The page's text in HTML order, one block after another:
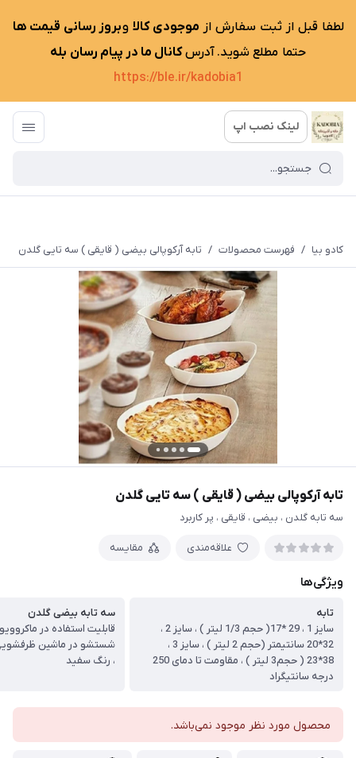
لطفا قبل از ثبت سفارش از موجودی کالا وبروز رسانی قیمت ها
حتما مطلع شوید. آدرسکانال ما در پیام رسان بله
https://ble.ir/kadobia1
لینک نصب اپ
کادو بیا / فهرست محصولات / تابه آرکوپالی بیضی ( قایقی ) سه تایی گلدن
تابه آرکوپالی بیضی ( قایقی ) سه تایی گلدن
سه تابه گلدن ، بیضی ، قایقی ، پر کاربرد
علاقه‌مندی مقایسه
ویژگی‌ها
تابه
سایز 1 ، 29 *17( حجم 1/3 لیتر ) ، سایز 2 ،
32*20 سانتیمتر (حجم 2 لیتر ) ، سایز 3 ،
38*23 ( حجم3 لیتر ) ، مقاومت تا دمای 250
درجه سانتیگراد
سه تابه بیضی گلدن
قابلیت استفاده در
شستشو در ماشین
، رنگ سفید
محصول مورد نظر موجود نمی‌باشد.